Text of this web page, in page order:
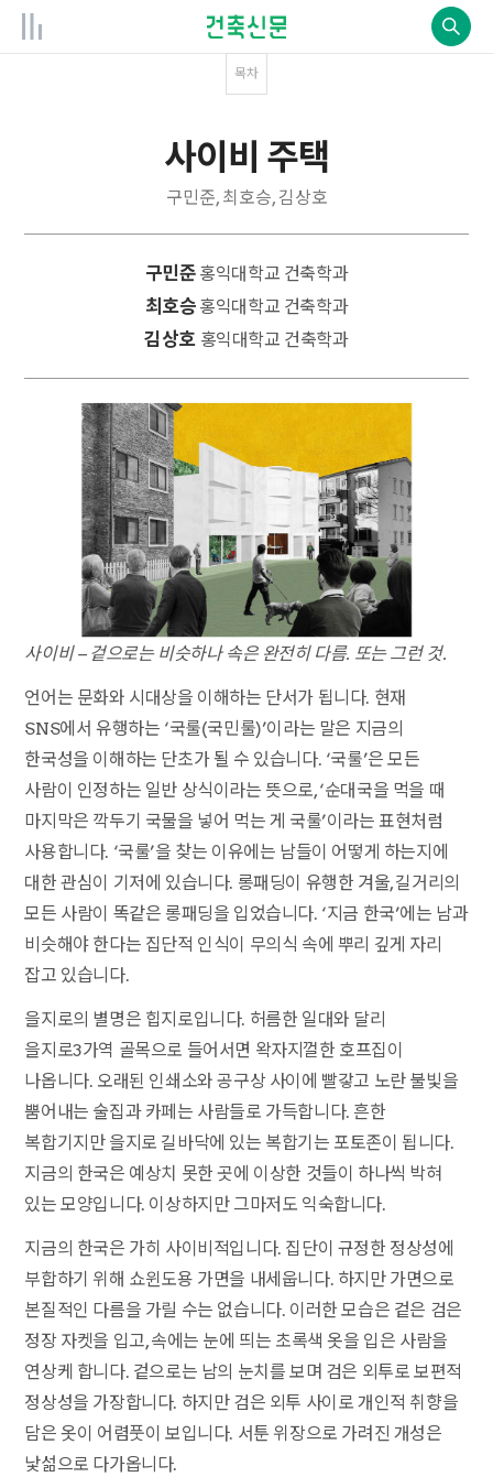
목차
사이비 주택
구민준, 최호승, 김상호
구민준 홍익대학교 건축학과
최호승 홍익대학교 건축학과
김상호 홍익대학교 건축학과
사이비 – 겉으로는 비슷하나 속은 완전히 다름. 또는 그런 것.
언어는 문화와 시대상을 이해하는 단서가 됩니다. 현재
SNS에서 유행하는 ‘국룰(국민룰)’이라는 말은 지금의
한국성을 이해하는 단초가 될 수 있습니다. ‘국룰’은 모든
사람이 인정하는 일반 상식이라는 뜻으로, ‘순대국을 먹을 때
마지막은 깍두기 국물을 넣어 먹는 게 국룰’이라는 표현처럼
사용합니다. ‘국룰’을 찾는 이유에는 남들이 어떻게 하는지에
대한 관심이 기저에 있습니다. 롱패딩이 유행한 겨울, 길거리의
모든 사람이 똑같은 롱패딩을 입었습니다. ‘지금 한국’에는 남과
비슷해야 한다는 집단적 인식이 무의식 속에 뿌리 깊게 자리
잡고 있습니다.
을지로의 별명은 힙지로입니다. 허름한 일대와 달리
을지로3가역 골목으로 들어서면 왁자지껄한 호프집이
나옵니다. 오래된 인쇄소와 공구상 사이에 빨갛고 노란 불빛을
뿜어내는 술집과 카페는 사람들로 가득합니다. 흔한
복합기지만 을지로 길바닥에 있는 복합기는 포토존이 됩니다.
지금의 한국은 예상치 못한 곳에 이상한 것들이 하나씩 박혀
있는 모양입니다. 이상하지만 그마저도 익숙합니다.
지금의 한국은 가히 사이비적입니다. 집단이 규정한 정상성에
부합하기 위해 쇼윈도용 가면을 내세웁니다. 하지만 가면으로
본질적인 다름을 가릴 수는 없습니다. 이러한 모습은 겉은 검은
정장 자켓을 입고, 속에는 눈에 띄는 초록색 옷을 입은 사람을
연상케 합니다. 겉으로는 남의 눈치를 보며 검은 외투로 보편적
정상성을 가장합니다. 하지만 검은 외투 사이로 개인적 취향을
담은 옷이 어렴풋이 보입니다. 서툰 위장으로 가려진 개성은
낯섦으로 다가옵니다.